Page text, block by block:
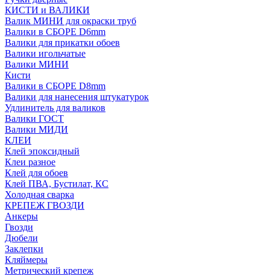
КИСТИ и ВАЛИКИ
Валик МИНИ для окраски труб
Валики в СБОРЕ D6mm
Валики для прикатки обоев
Валики игольчатые
Валики МИНИ
Кисти
Валики в СБОРЕ D8mm
Валики для нанесения штукатурок
Удлинитель для валиков
Валики ГОСТ
Валики МИДИ
КЛЕИ
Клей эпоксидный
Клеи разное
Клей для обоев
Клей ПВА, Бустилат, КС
Холодная сварка
КРЕПЕЖ ГВОЗДИ
Анкеры
Гвозди
Дюбели
Заклепки
Кляймеры
Метрический крепеж